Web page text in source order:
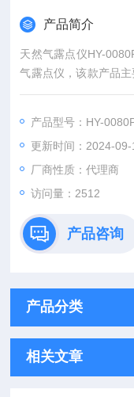
产品简介
天然气露点仪HY-
气露点仪，该款产品
线检测，同时也可用
无需额外制冷介质等优
产品型号：HY-
更新时间：2024-09-
厂商性质：代理商
访问量：2512
产品咨询
产品分类
相关文章